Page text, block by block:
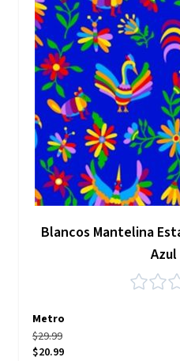
Blancos Mantelina
Azul
Metro
$29.99
$20.99